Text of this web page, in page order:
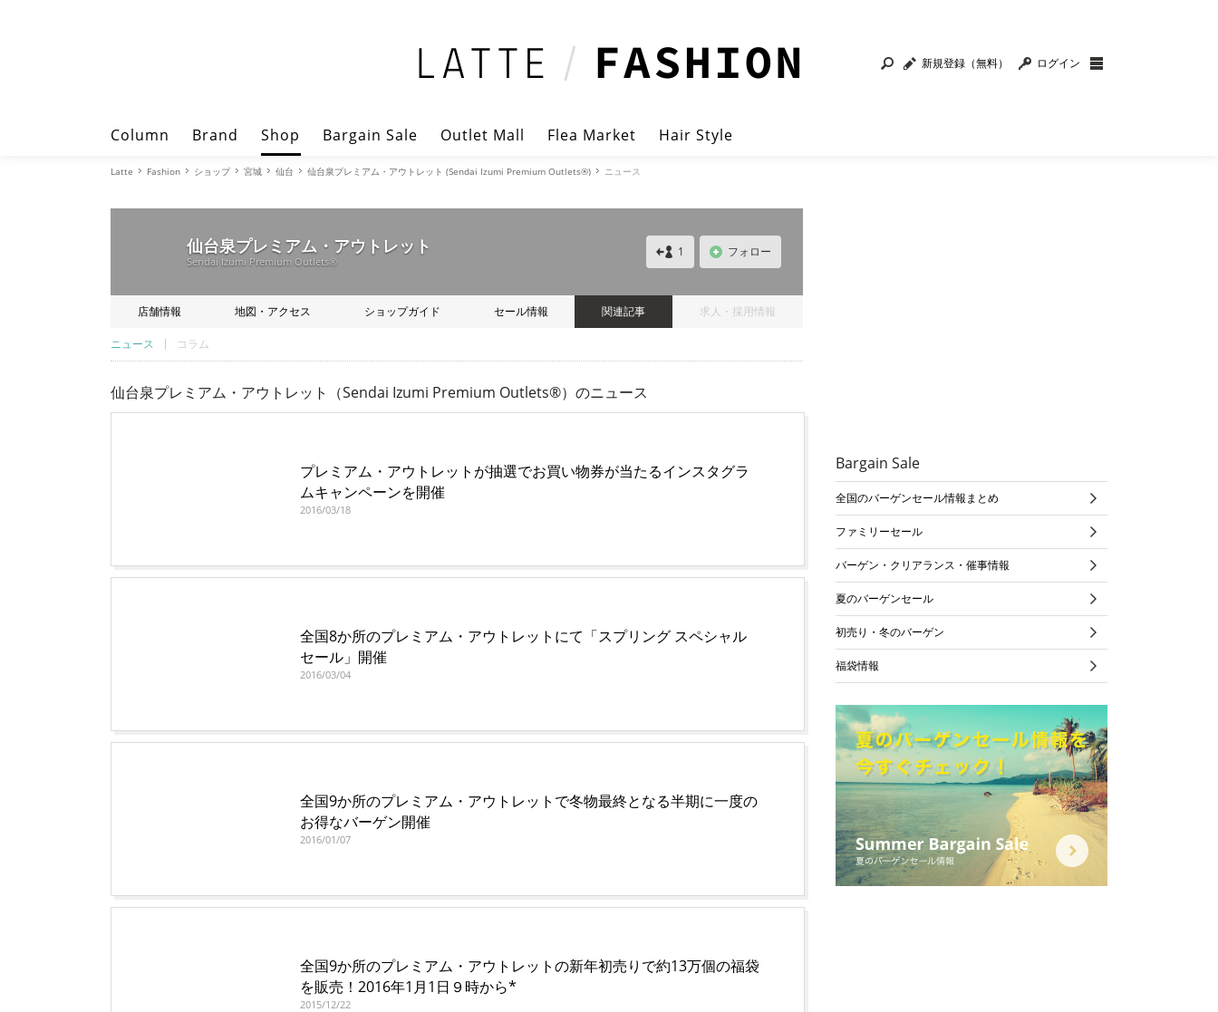
新規登録（無料） ログイン
Column Brand Shop Bargain Sale Outlet Mall Flea Market Hair Style
Latte Fashion ショップ 宮城 仙台 仙台泉プレミアム・アウトレット (Sendai Izumi Premium Outlets®) ニュース
仙台泉プレミアム・アウトレット
Sendai Izumi Premium Outlets®
1 フォロー
店舗情報 地図・アクセス ショップガイド セール情報 関連記事 求人・採用情報
ニュース コラム
仙台泉プレミアム・アウトレット（Sendai Izumi Premium Outlets®）のニュース
プレミアム・アウトレットが抽選でお買い物券が当たるインスタグラ
ムキャンペーンを開催
2016/03/18
全国8か所のプレミアム・アウトレットにて「スプリング スペシャル
セール」開催
2016/03/04
全国9か所のプレミアム・アウトレットで冬物最終となる半期に一度の
お得なバーゲン開催
2016/01/07
全国9か所のプレミアム・アウトレットの新年初売りで約13万個の福袋
を販売！2016年1月1日９時から*
2015/12/22
Bargain Sale
全国のバーゲンセール情報まとめ
ファミリーセール
バーゲン・クリアランス・催事情報
夏のバーゲンセール
初売り・冬のバーゲン
福袋情報